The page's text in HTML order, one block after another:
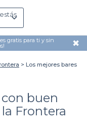
gratis para ti y sin ✖
Los mejores bares
buen
Frontera